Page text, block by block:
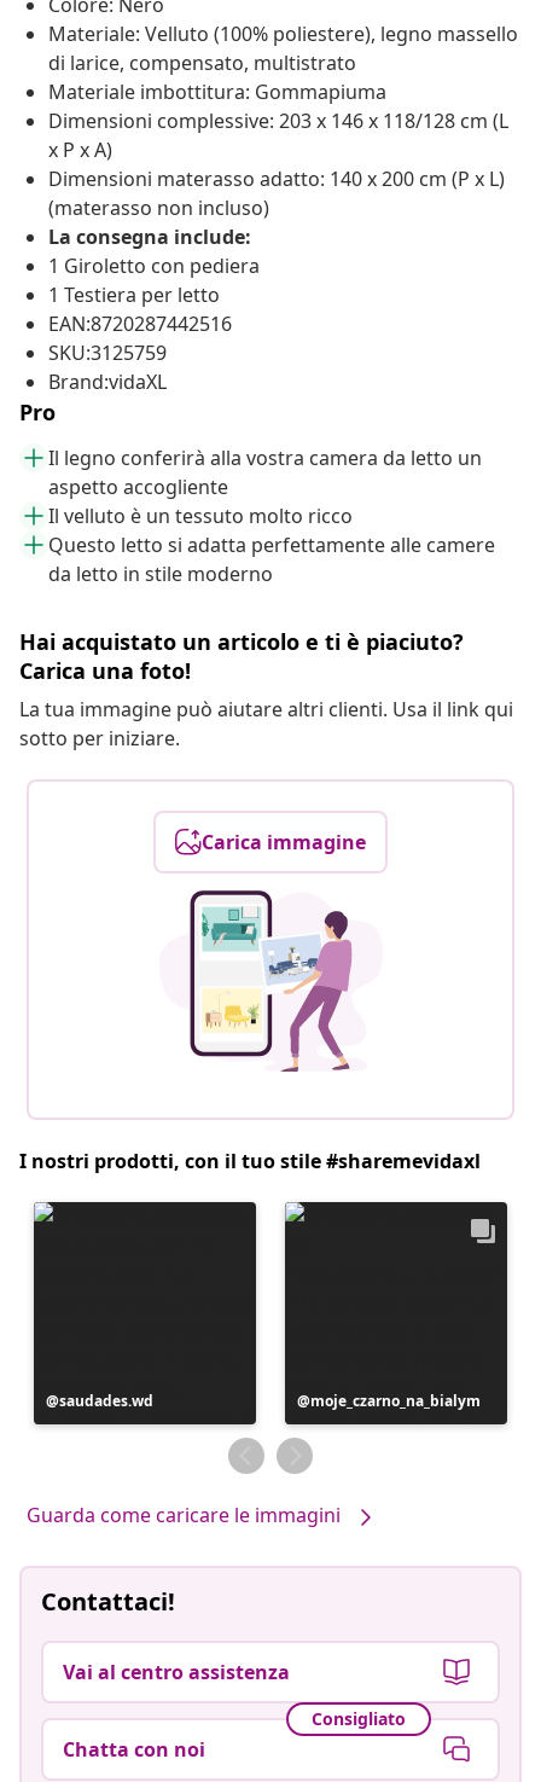
Materiale: Velluto (100% poliestere), legno massello
di larice, compensato, multistrato
Materiale imbottitura: Gommapiuma
Dimensioni complessive: 203 x 146 x 118/128 cm (L
x P x A)
Dimensioni materasso adatto: 140 x 200 cm (P x L)
(materasso non incluso)
La consegna include:
1 Giroletto con pediera
1 Testiera per letto
EAN:8720287442516
SKU:3125759
Brand:vidaXL
Pro
Il legno conferirà alla vostra camera da letto un
aspetto accogliente
Il velluto è un tessuto molto ricco
Questo letto si adatta perfettamente alle camere
da letto in stile moderno
Hai acquistato un articolo e ti è piaciuto?
Carica una foto!
La tua immagine può aiutare altri clienti. Usa il link qui
sotto per iniziare.
Carica immagine
I nostri prodotti, con il tuo stile #sharemevidaxl
Post
pubblicato
saudades.wd
Post
pubblicato
da
moje_czarno_na_bialym
Guarda come caricare le immagini
Contattaci!
Vai al centro assistenza
Consigliato
Chatta con noi